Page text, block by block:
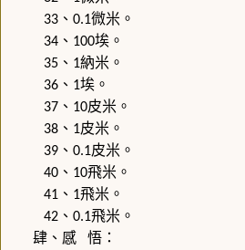
33、 0.1微米。
34、 100埃。
35、 1納米。
36、 1埃。
37、 10皮米。
38、 1皮米。
39、 0.1皮米。
40、 10飛米。
41、 1飛米。
42、 0.1飛米。
肆、感 悟：